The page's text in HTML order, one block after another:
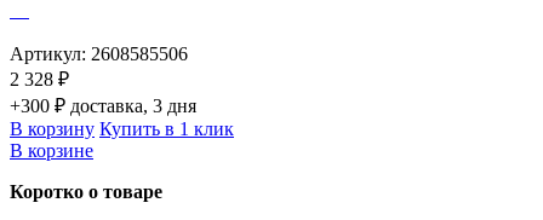
Артикул: 2608585506
2 328 ₽
+300 ₽ доставка, 3 дня
В корзину Купить в 1 клик
В корзине
Коротко о товаре